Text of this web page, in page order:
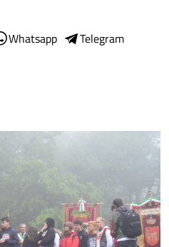
Whatsapp
Telegram